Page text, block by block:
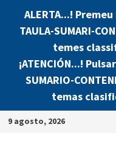
ALERTA...!
TAULA-SUMARI-
temes
¡ATENCIÓN...!
SUMARIO-
temas
Saltar
9 agosto, 2026